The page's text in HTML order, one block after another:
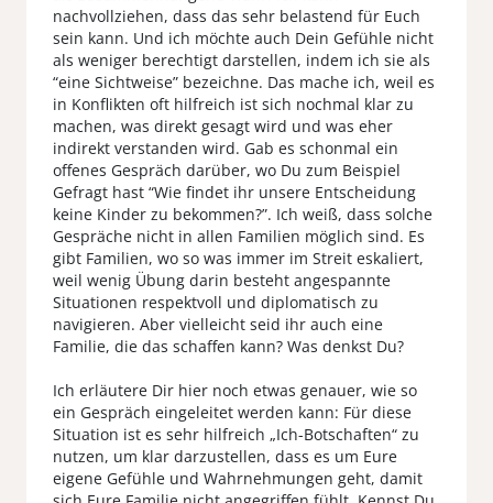
nachvollziehen, dass das sehr belastend für Euch
sein kann. Und ich möchte auch Dein Gefühle nicht
als weniger berechtigt darstellen, indem ich sie als
“eine Sichtweise” bezeichne. Das mache ich, weil es
in Konflikten oft hilfreich ist sich nochmal klar zu
machen, was direkt gesagt wird und was eher
indirekt verstanden wird. Gab es schonmal ein
offenes Gespräch darüber, wo Du zum Beispiel
Gefragt hast “Wie findet ihr unsere Entscheidung
keine Kinder zu bekommen?”. Ich weiß, dass solche
Gespräche nicht in allen Familien möglich sind. Es
gibt Familien, wo so was immer im Streit eskaliert,
weil wenig Übung darin besteht angespannte
Situationen respektvoll und diplomatisch zu
navigieren. Aber vielleicht seid ihr auch eine
Familie, die das schaffen kann? Was denkst Du?
Ich erläutere Dir hier noch etwas genauer, wie so
ein Gespräch eingeleitet werden kann: Für diese
Situation ist es sehr hilfreich „Ich-Botschaften“ zu
nutzen, um klar darzustellen, dass es um Eure
eigene Gefühle und Wahrnehmungen geht, damit